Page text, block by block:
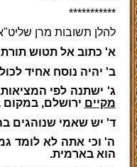
***********
להלן תשובות מרן
א' כתוב אל תטוש תורת
ב' יהיה נוסח אחיד
ג' ישתנה לפי
מקיים ירושלם, במקום
ד' יש שאמי שנוהגים
ה' וכי אתה לא לומד
הוא בארמית.